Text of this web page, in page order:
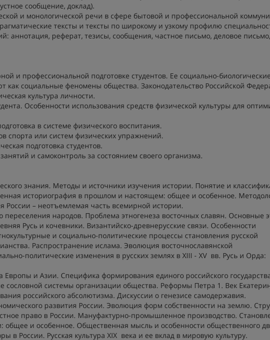
сообщение, доклад).
и монологической речи в сфере бытовой и профессиональной
тексты и тексты по широкому и узкому профилю
аннотация, реферат, тезисы, сообщения, частное письмо, деловое письмо,
и профессиональной подготовке студентов. Ее социально-
как социальные феномены общества. Законодательство Российской
культура личности.
Особенности использования средств физической культуры для
в системе физического воспитания.
спорта или систем физических упражнений.
подготовка студентов.
и самоконтроль за состоянием своего организма.
знания. Методы и источники изучения истории. Понятие и
историография в прошлом и настоящем: общее и особенное.
России – неотъемлемая часть всемирной истории.
переселения народов. Проблема этногенеза восточных славян. Основные
Русь и кочевники. Византийско-древнерусские связи. Особенности
и социально-политические процессы становления русской
Распространение ислама. Эволюция восточнославянской
политические изменения в русских землях в XIII - XV вв. Русь и Орда:
Европы и Азии. Специфика формирования единого российского
системы организации общества. Реформы Петра 1. Век
российского абсолютизма. Дискуссии о генезисе самодержавия.
развития России. Эволюция форм собственности на землю.
право в России. Мануфактурно-промышленное производство.
общее и особенное. Общественная мысль и особенности общественного
в России. Русская культура XIX века и ее вклад в мировую культуру.